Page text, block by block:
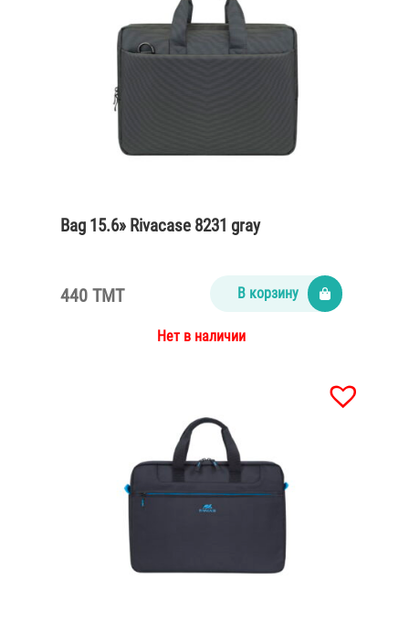
Bag 15.6» Rivacase 8231 gray
440 TMT В корзину
Нет в наличии